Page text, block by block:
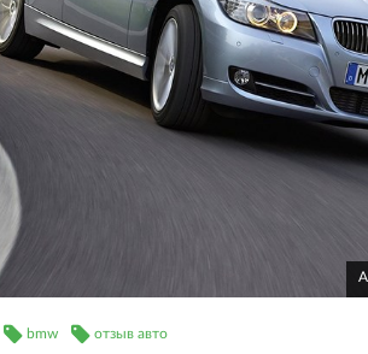
bmw отзыв авто